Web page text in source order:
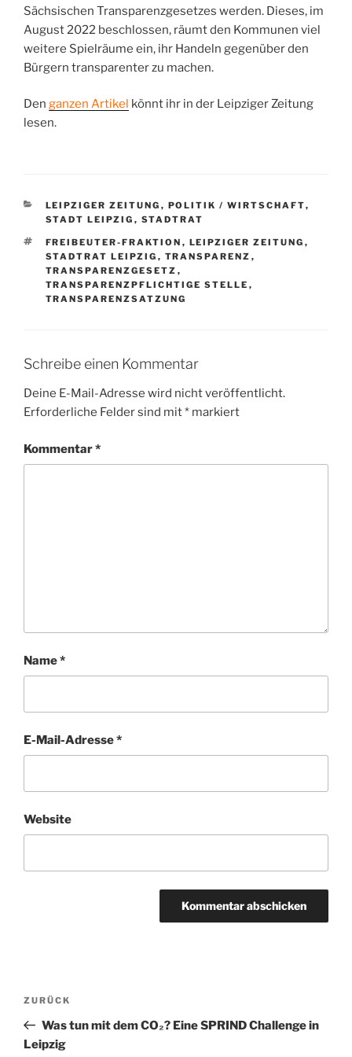
Sächsischen Transparenzgesetzes werden. Dieses, im
August 2022 beschlossen, räumt den Kommunen viel
weitere Spielräume ein, ihr Handeln gegenüber den
Bürgern transparenter zu machen.
Den ganzen Artikel könnt ihr in der Leipziger Zeitung
lesen.
KATEGORIEN
LEIPZIGER ZEITUNG , POLITIK / WIRTSCHAFT,
STADT LEIPZIG , STADTRAT
SCHLAGWÖRTER
FREIBEUTER-FRAKTION , LEIPZIGER ZEITUNG ,
STADTRAT LEIPZIG , TRANSPARENZ ,
TRANSPARENZGESETZ ,
TRANSPARENZPFLICHTIGE STELLE ,
TRANSPARENZSATZUNG
Schreibe einen Kommentar
Deine E-Mail-Adresse wird nicht veröffentlicht.
Erforderliche Felder sind mit* markiert
Kommentar*
Name*
E-Mail-Adresse*
Website
Beitragsnavigation
Vorheriger
Beitrag
ZURÜCK
Was tun mit dem CO₂? Eine SPRIND Challenge in
Leipzig